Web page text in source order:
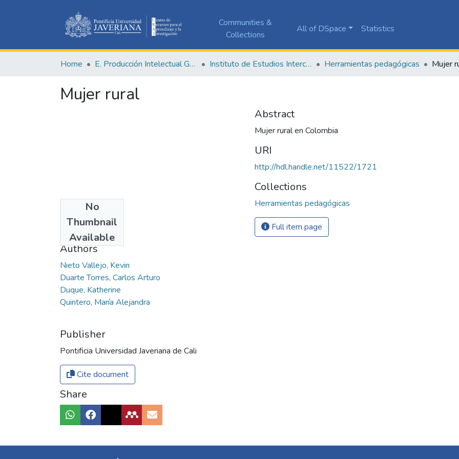
Communities &
Collections
All of DSpace Statistics
Home E. Producción Intelectual General Instituto de Estudios Interculturales - IEI Herramientas pedagógicas Mujer
Mujer rural
No
Thumbnail
Available
2017
Authors
Nieto Vallejo, Kevin
Duarte Torres, Carlos Arturo
Duque, Katherine
Quintero, María Alejandra
Publisher
Pontificia Universidad Javeriana de Cali
Cite document
Share
Abstract
Mujer rural en Colombia
URI
http://hdl.handle.net/11522/1721
Collections
Herramientas pedagógicas
Full item page